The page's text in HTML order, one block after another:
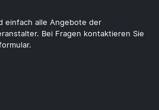
einfach alle Angebote der
Bei Fragen kontaktieren Sie